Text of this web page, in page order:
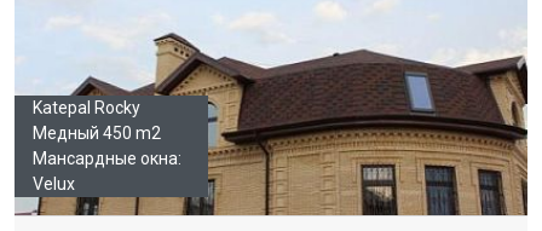
Katepal Rocky
Медный 450 m2
Мансардные окна:
Velux